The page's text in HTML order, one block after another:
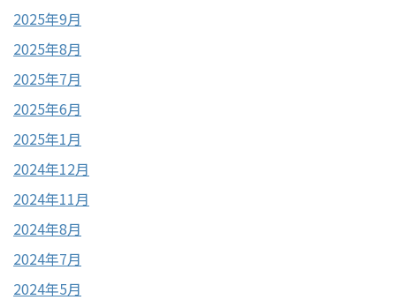
2025年9月
2025年8月
2025年7月
2025年6月
2025年1月
2024年12月
2024年11月
2024年8月
2024年7月
2024年5月